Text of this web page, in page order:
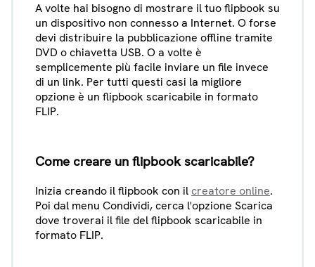
A volte hai bisogno di mostrare il tuo flipbook su
un dispositivo non connesso a Internet. O forse
devi distribuire la pubblicazione offline tramite
DVD o chiavetta USB. O a volte è
semplicemente più facile inviare un file invece
di un link. Per tutti questi casi la migliore
opzione è un flipbook scaricabile in formato
FLIP.
Come creare un flipbook scaricabile?
Inizia creando il flipbook con ilcreatore online.
Poi dal menu Condividi, cerca l'opzione Scarica
dove troverai il file del flipbook scaricabile in
formato FLIP.